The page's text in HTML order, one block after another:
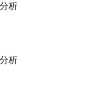
析
析